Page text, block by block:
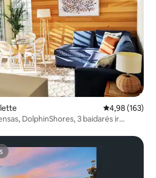
Vidutinis
4,98 (163)
DolphinShores, 3 baidarės ir